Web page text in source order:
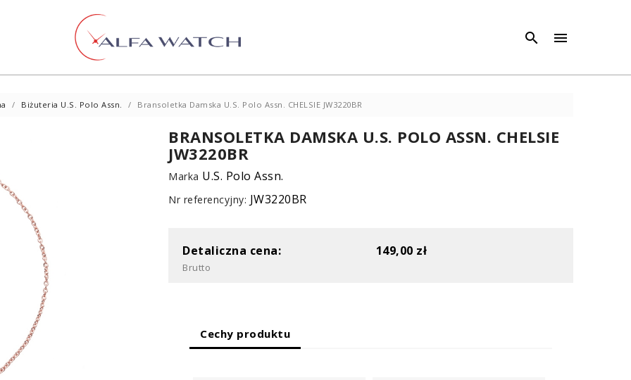
 
Biżuteria U.S. Polo Assn. Bransoletka Damska U.S. Polo Assn. CHELSIE JW3220BR
BRANSOLETKA DAMSKA U.S. POLO ASSN. CHELSIE
JW3220BR
Marka U.S. Polo Assn.
Nr referencyjny: JW3220BR
Detaliczna cena: 149,00 zł
Brutto
Cechy produktu